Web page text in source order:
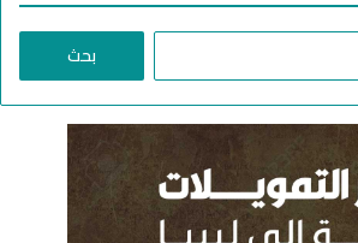
ا
ح